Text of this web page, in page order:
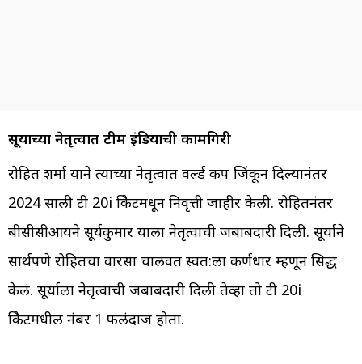
सूर्याच्या नेतृत्वात टीम इंडियाची कामगिरी
रोहित शर्मा याने त्याच्या नेतृत्वात वर्ल्ड कप जिंकून दिल्यानंतर
2024 साली टी 20i क्रिकेटमधून निवृत्ती जाहीर केली. रोहितनंतर
बीसीसीआयने सूर्यकुमार याला नेतृत्वाची जबाबदारी दिली. सूर्याने
सार्थपणे रोहितचा वारसा चालवत स्वत:ला कर्णधार म्हणून सिद्ध
केलं. सूर्याला नेतृत्वाची जबाबदारी दिली तेव्हा तो टी 20i
क्रिकेटमधील नंबर 1 फलंदाज होता.